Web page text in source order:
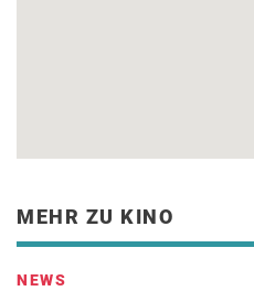
MEHR ZU KINO
NEWS